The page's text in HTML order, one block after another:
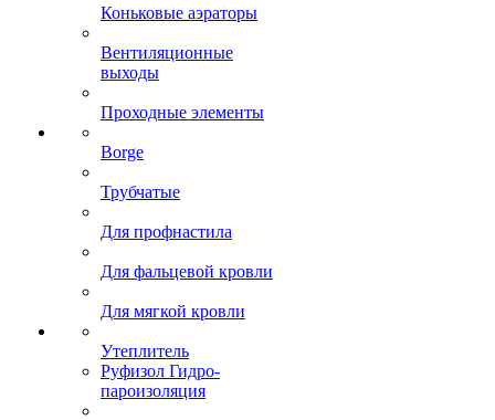
Коньковые аэраторы
Вентиляционные
выходы
Проходные элементы
Borge
Трубчатые
Для профнастила
Для фальцевой кровли
Для мягкой кровли
Утеплитель
Руфизол Гидро-
пароизоляция